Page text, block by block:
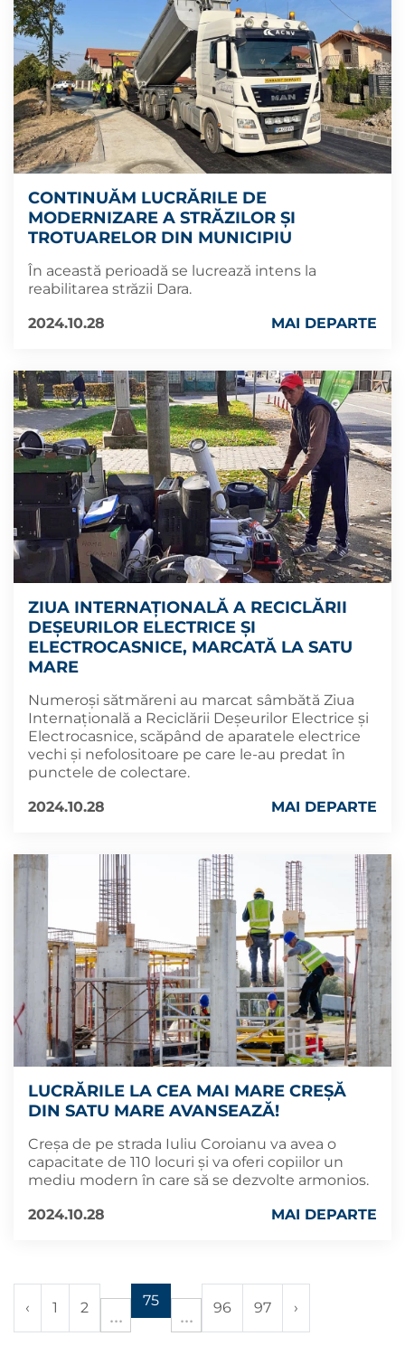
CONTINUĂM LUCRĂRILE DE
MODERNIZARE A STRĂZILOR ȘI
TROTUARELOR DIN MUNICIPIU
În această perioadă se lucrează intens la
reabilitarea străzii Dara.
2024.10.28
MAI DEPARTE
ZIUA INTERNAȚIONALĂ A RECICLĂRII
DEȘEURILOR ELECTRICE ȘI
ELECTROCASNICE, MARCATĂ LA SATU
MARE
Numeroși sătmăreni au marcat sâmbătă Ziua
Internațională a Reciclării Deșeurilor Electrice și
Electrocasnice, scăpând de aparatele electrice
vechi și nefolositoare pe care le-au predat în
punctele de colectare.
2024.10.28
MAI DEPARTE
LUCRĂRILE LA CEA MAI MARE CREȘĂ
DIN SATU MARE AVANSEAZĂ!
Creșa de pe strada Iuliu Coroianu va avea o
capacitate de 110 locuri și va oferi copiilor un
mediu modern în care să se dezvolte armonios.
2024.10.28
MAI DEPARTE
‹ 1 2 75 96 97 ›